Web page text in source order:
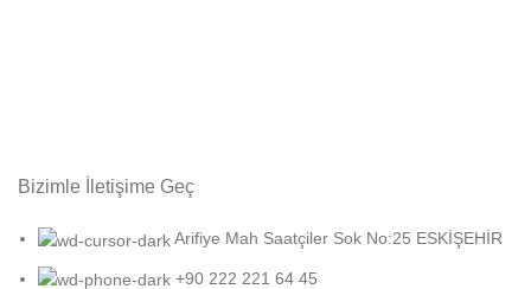
Bizimle İletişime Geç
Arifiye Mah Saatçiler Sok No:25 ESKİŞEHİR
+90 222 221 64 45